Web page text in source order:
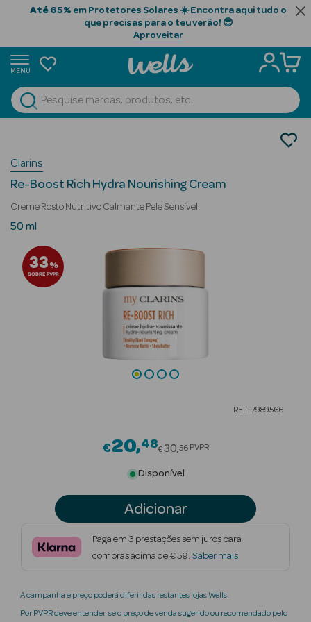
Até 65% em Protetores Solares ☀️ Encontra aqui tudo o
que precisas para o teu verão! 😎
Aproveitar
MENU
Ver Tudo
Beauty Season
Cabelo
Beauty Season
Beauty Season
Cosmética
Beauty Season
Beauty Season
Beauty Season
Beauty Season
Hidratantes
Clarins
Re-Boost Rich Hydra Nourishing Cream
Creme Rosto Nutritivo Calmante Pele Sensível
50 ml
33%
SOBRE PVPR
REF: 7989566
€20 48Price reduced from
€30 56 PVPR
Disponível
Adicionar
Paga em 3 prestações sem juros para
compras acima de € 59. Saber mais
A campanha e preço poderá diferir das restantes lojas Wells.
Por PVPR deve entender-se o preço de venda sugerido ou recomendado pelo